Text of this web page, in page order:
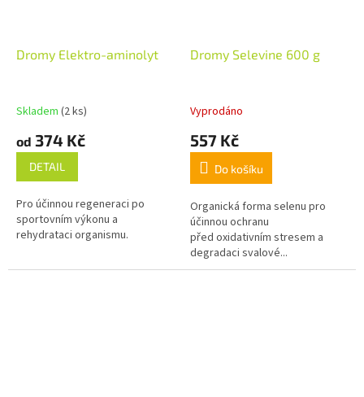
Dromy Elektro-aminolyt
Skladem (2 ks)
od 374 Kč
DETAIL
Pro účinnou regeneraci po
sportovním výkonu a
rehydrataci organismu.
Dromy Selevine 600 g
Vyprodáno
557 Kč
Do košíku
Organická forma selenu pro
účinnou ochranu
před oxidativním stresem a
degradaci svalové...